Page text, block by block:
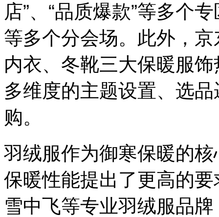
店”、“品质爆款”等多个
等多个分会场。此外，
内衣、冬靴三大保暖服
多维度的主题设置、选
购。
羽绒服作为御寒保暖的
保暖性能提出了更高的
雪中飞等专业羽绒服品